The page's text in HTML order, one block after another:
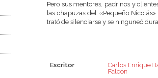
Pero sus mentores, padrinos y
las chapuzas del «Pequeño
trató de silenciarse y se ninguneó
Escritor
Carlos Enrique
Falcón